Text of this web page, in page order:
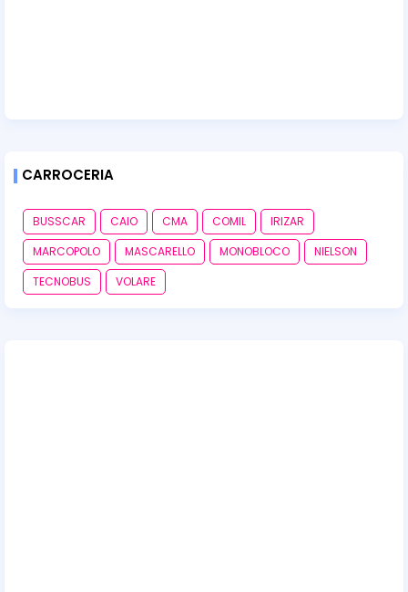
CARROCERIA
BUSSCAR CAIO CMA COMIL
IRIZAR
MARCOPOLO
MASCARELLO MONOBLOCO
NIELSON
TECNOBUS
VOLARE